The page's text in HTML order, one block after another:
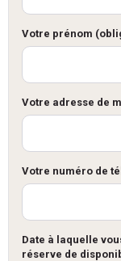
Votre prénom
Votre adresse de
Votre numéro de
Date à laquelle
réserve de